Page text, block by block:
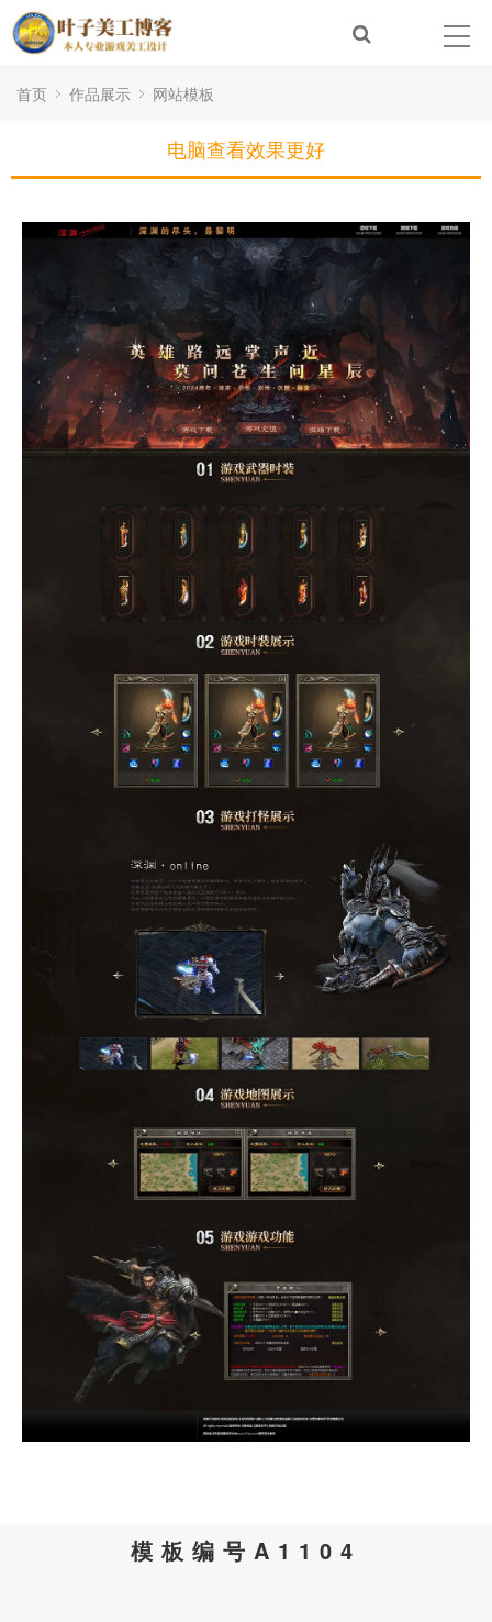
首页 作品展示 网站模板
电脑查看效果更好
模板编号A1104